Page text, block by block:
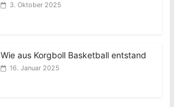
3. Oktober 2025
Wie aus Korgboll Basketball entstand
16. Januar 2025